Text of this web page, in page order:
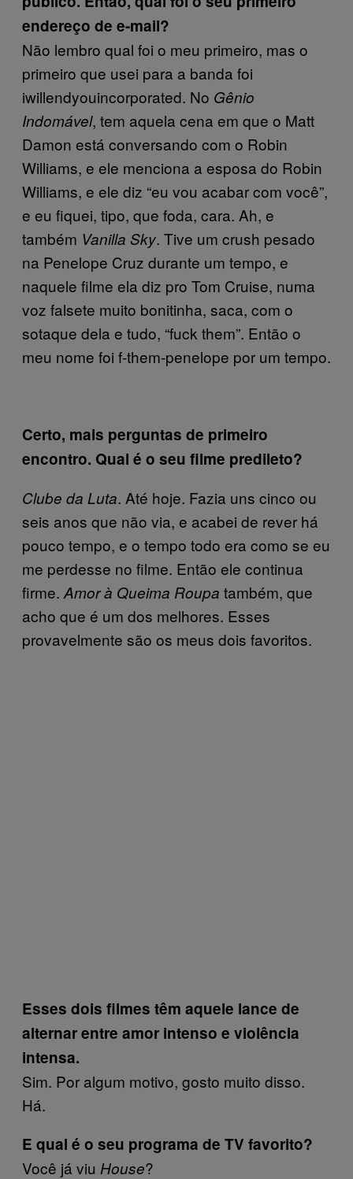
endereço de e-mail?
Não lembro qual foi o meu primeiro, mas o
primeiro que usei para a banda foi
iwillendyouincorporated. No Gênio
Indomável, tem aquela cena em que o Matt
Damon está conversando com o Robin
Williams, e ele menciona a esposa do Robin
Williams, e ele diz “eu vou acabar com você”,
e eu fiquei, tipo, que foda, cara. Ah, e
também Vanilla Sky. Tive um crush pesado
na Penelope Cruz durante um tempo, e
naquele filme ela diz pro Tom Cruise, numa
voz falsete muito bonitinha, saca, com o
sotaque dela e tudo, “fuck them”. Então o
meu nome foi f-them-penelope por um tempo.
Certo, mais perguntas de primeiro
encontro. Qual é o seu filme predileto?
Clube da Luta. Até hoje. Fazia uns cinco ou
seis anos que não via, e acabei de rever há
pouco tempo, e o tempo todo era como se eu
me perdesse no filme. Então ele continua
firme. Amor à Queima Roupa também, que
acho que é um dos melhores. Esses
provavelmente são os meus dois favoritos.
Esses dois filmes têm aquele lance de
alternar entre amor intenso e violência
intensa.
Sim. Por algum motivo, gosto muito disso.
Há.
E qual é o seu programa de TV favorito?
Você já viu House?